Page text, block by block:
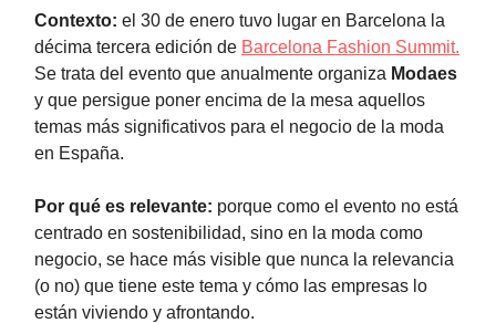
Contexto: el 30 de enero tuvo lugar en Barcelona la
décima tercera edición de Barcelona Fashion Summit.
Se trata del evento que anualmente organiza Modaes
y que persigue poner encima de la mesa aquellos
temas más significativos para el negocio de la moda
en España.
Por qué es relevante: porque como el evento no está
centrado en sostenibilidad, sino en la moda como
negocio, se hace más visible que nunca la relevancia
(o no) que tiene este tema y cómo las empresas lo
están viviendo y afrontando.